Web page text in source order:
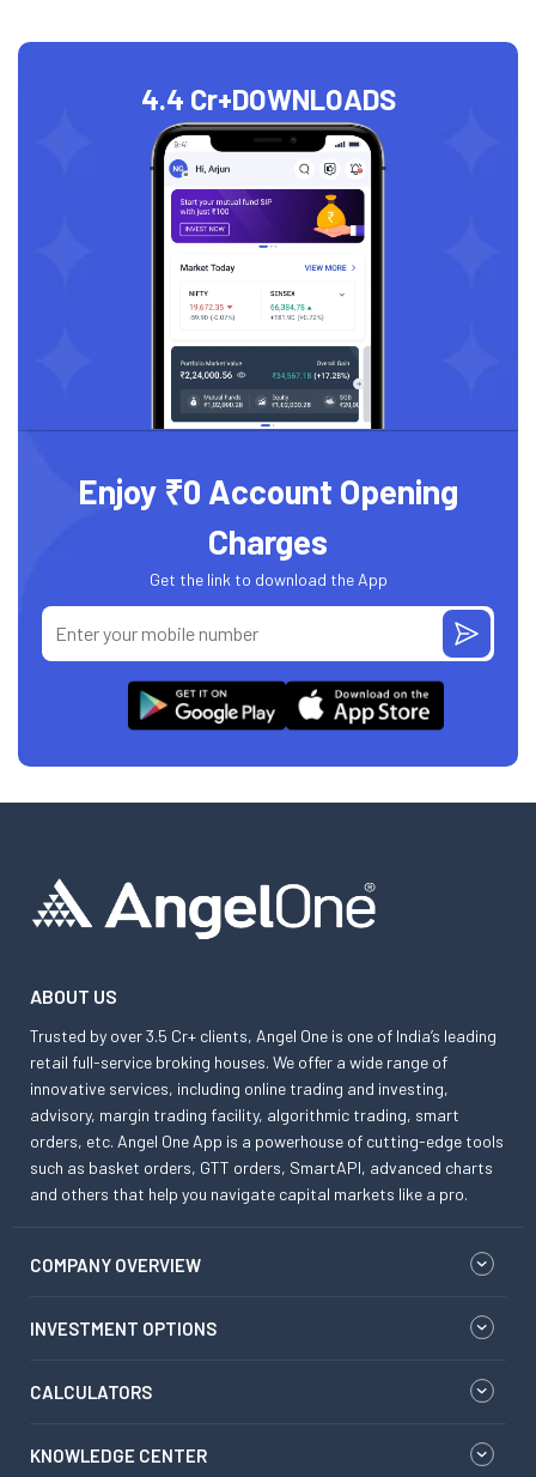
4.4 Cr+DOWNLOADS
Enjoy ₹0 Account Opening
Charges
Get the link to download the App
ABOUT US
Trusted by over 3.5 Cr+ clients, Angel One is one of India’s leading
retail full-service broking houses. We offer a wide range of
innovative services, including online trading and investing,
advisory, margin trading facility, algorithmic trading, smart
orders, etc. Angel One App is a powerhouse of cutting-edge tools
such as basket orders, GTT orders, SmartAPI, advanced charts
and others that help you navigate capital markets like a pro.
COMPANY OVERVIEW
INVESTMENT OPTIONS
CALCULATORS
KNOWLEDGE CENTER